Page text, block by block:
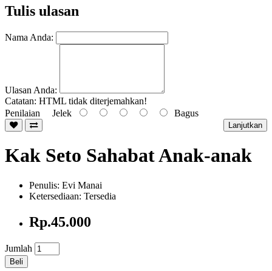
Tulis ulasan
Nama Anda:
Ulasan Anda:
Catatan: HTML tidak diterjemahkan!
Penilaian Jelek Bagus
Lanjutkan
Kak Seto Sahabat Anak-anak
Penulis: Evi Manai
Ketersediaan: Tersedia
Rp.45.000
Jumlah
Beli